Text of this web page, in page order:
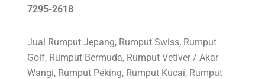
7295-2618
Jual Rumput Jepang, Rumput Swiss, Rumput
Golf, Rumput Bermuda, Rumput Vetiver / Akar
Wangi, Rumput Peking, Rumput Kucai, Rumput